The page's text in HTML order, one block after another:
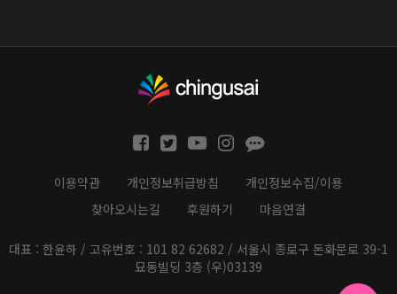
이용약관 개인정보취급방침
개인정보수집/이용
찾아오시는길
후원하기 마음연결
대표 : 한윤하 / 고유번호 : 101 82 62682 / 서울시 종로구 돈화문로 39-1
묘동빌딩 3층 (우)03139